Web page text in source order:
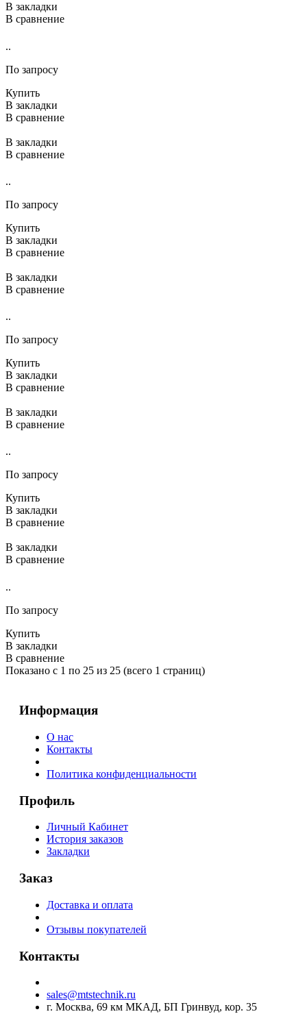
В закладки
В сравнение
..
По запросу
Купить
В закладки
В сравнение
В закладки
В сравнение
..
По запросу
Купить
В закладки
В сравнение
В закладки
В сравнение
..
По запросу
Купить
В закладки
В сравнение
В закладки
В сравнение
..
По запросу
Купить
В закладки
В сравнение
В закладки
В сравнение
..
По запросу
Купить
В закладки
В сравнение
Показано с 1 по 25 из 25 (всего 1 страниц)
Информация
О нас
Контакты
Политика конфиденциальности
Профиль
Личный Кабинет
История заказов
Закладки
Заказ
Доставка и оплата
Отзывы покупателей
Контакты
sales@mtstechnik.ru
г. Москва, 69 км МКАД, БП Гринвуд, кор. 35